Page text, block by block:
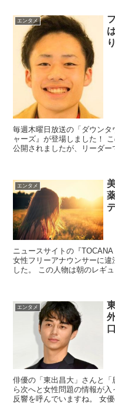
エンタメ
毎週木曜日放送の「ダウンタ
ャーズ』が登場しました！ この日の放送でフィッシャーズの自宅が
公開されましたが、リーダ
エンタメ
ニュースサイトの『
女性フリーアナウンサーに
した。 この人物は朝のレギュラー番組を持ち、現在でもファンが多
エンタメ
俳優の「東出昌大」さんと
ら次へと女性問題の情報が入
反響を呼んでいますね。 女優の「本田翼」さんや「真よう子」さん